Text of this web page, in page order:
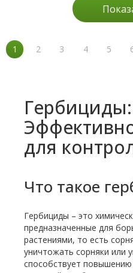
1 2 3 4 5
Гербициды:
для
Что такое
Гербициды – это
предназначенные для
растениями, то есть
уничтожать сорняки или
способствует